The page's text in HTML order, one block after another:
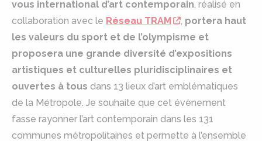
vous international d’art contemporain, réalisé en
collaboration avec le Réseau TRAM , portera haut
les valeurs du sport et de l’olympisme et
proposera une grande diversité d’expositions
artistiques et culturelles pluridisciplinaires et
ouvertes à tous dans 13 lieux d’art emblématiques
de la Métropole. Je souhaite que cet évènement
fasse rayonner l’art contemporain dans les 131
communes métropolitaines et permette à l’ensemble